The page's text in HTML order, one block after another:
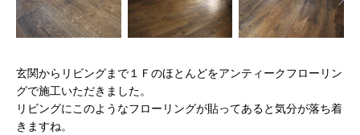
玄関からリビングまで１Ｆのほとんどをアンティークフローリン
グで施工いただきました。
リビングにこのようなフローリングが貼ってあると気分が落ち着
きますね。